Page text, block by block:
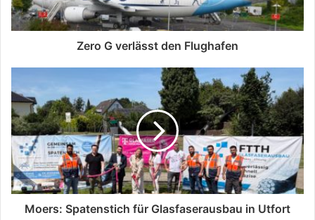
Zero G verlässt den Flughafen
Moers: Spatenstich für Glasfaserausbau in Utfort